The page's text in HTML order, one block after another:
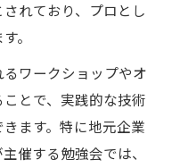
れており、プロとし
。
ワークショップやオ
とで、実践的な技術
ます。特に地元企業
催する勉強会では、